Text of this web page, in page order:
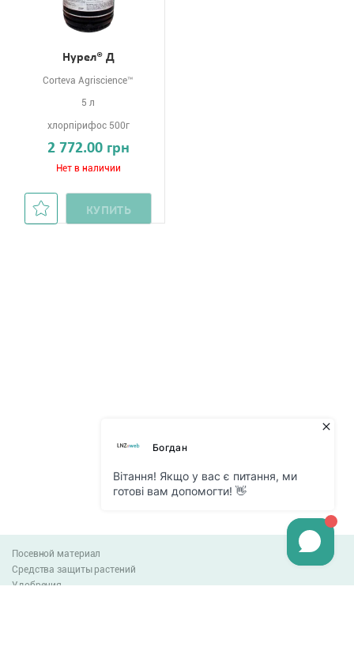
Нурел® Д
Corteva Agriscience™
5 л
хлорпірифос 500г
2 772.00 грн
Нет в наличии
КУПИТЬ
Посевной материал
Средства защиты растений
Удобрения